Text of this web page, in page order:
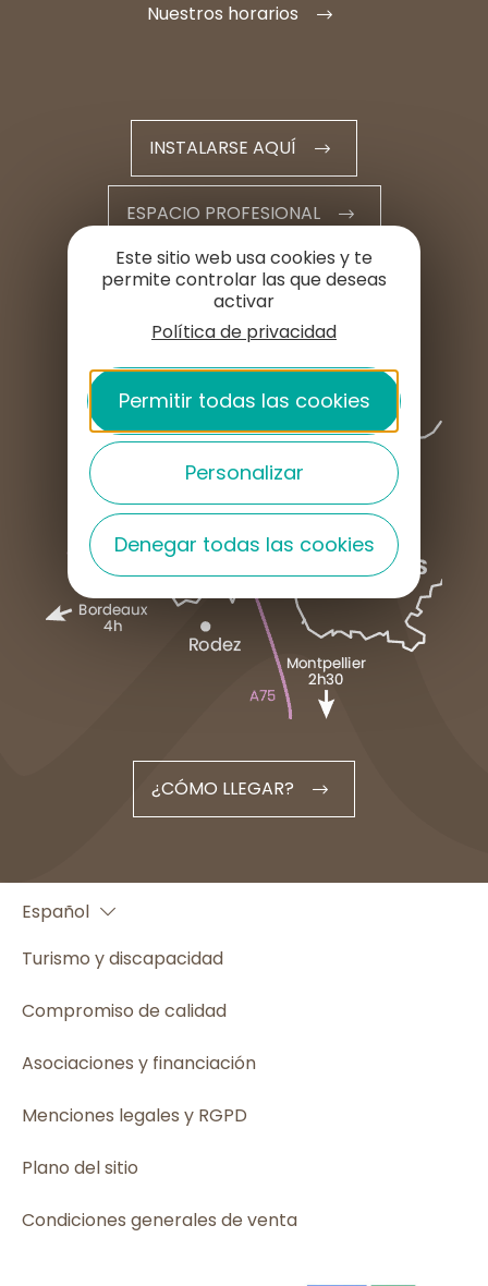
Nuestros horarios
INSTALARSE AQUÍ
ESPACIO PROFESIONAL
ESPACIO DE PRENSA
¿CÓMO LLEGAR?
Español
English
Turismo y discapacidad
Compromiso de calidad
Asociaciones y financiación
Menciones legales y RGPD
Plano del sitio
Condiciones generales de venta
Este sitio web usa cookies y te
permite controlar las que deseas
activar
Política de privacidad
Permitir todas las cookies
Personalizar
Denegar todas las cookies